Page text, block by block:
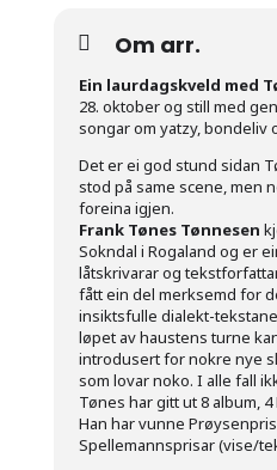
Om arr.
Ein laurdagskveld med
28. oktober og still med
songar om yatzy, bondeliv
Det er ei god stund sidan
stod på same scene, men
foreina igjen.
Frank Tønes Tønnesen
Sokndal i Rogaland og er
låtskrivarar og
fått ein del merksemd for
insiktsfulle dialekt-
løpet av haustens turne
introdusert for nokre nye
som lovar noko. I alle fall
Tønes har gitt ut 8 album,
Han har vunne
Spellemannsprisar (vise/